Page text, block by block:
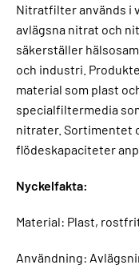
Nitratfilter används i
avlägsna nitrat och
säkerställer
och industri.
material som plast
specialfiltermedia
nitrater. Sortimentet
flödeskapaciteter
Nyckelfakta:
Material: Plast,
Användning: